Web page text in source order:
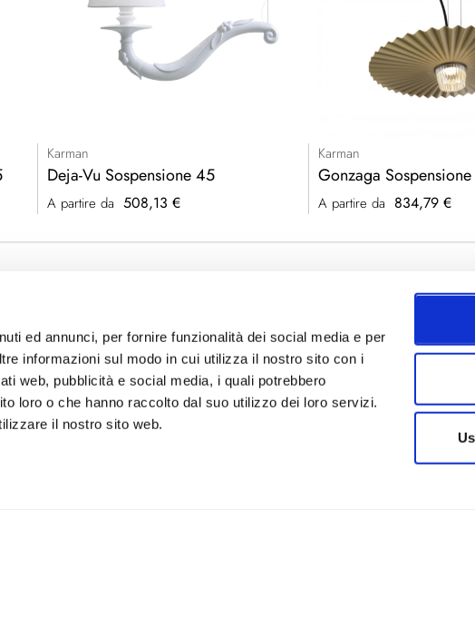
ed annunci, per fornire funzionalità dei social media e per
informazioni sul modo in cui utilizza il nostro sito con i
web, pubblicità e social media, i quali potrebbero
loro o che hanno raccolto dal suo utilizzo dei loro servizi.
il nostro sito web.
Karman
Deja-Vu Sospensione 45
A partire da 508,13 €
Karman
Gonzaga
A partire da 834,79 €